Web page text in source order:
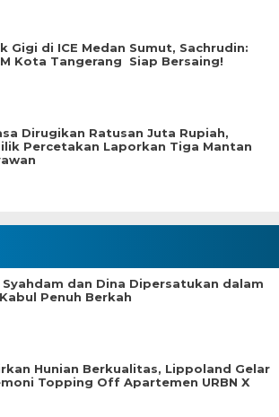
Gigi di ICE Medan Sumut, Sachrudin:
Kota Tangerang Siap Bersaing!
Dirugikan Ratusan Juta Rupiah,
Percetakan Laporkan Tiga Mantan
Syahdam dan Dina Dipersatukan dalam
Penuh Berkah
Hunian Berkualitas, Lippoland Gelar
Topping Off Apartemen URBN X